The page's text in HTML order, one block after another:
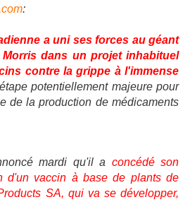
:
a uni ses forces au géant
dans un projet inhabituel
contre la grippe à l'immense
potentiellement majeure pour
de la production de médicaments
mardi qu'il a concédé son
d'un vaccin à base de plants de
SA, qui va se développer,